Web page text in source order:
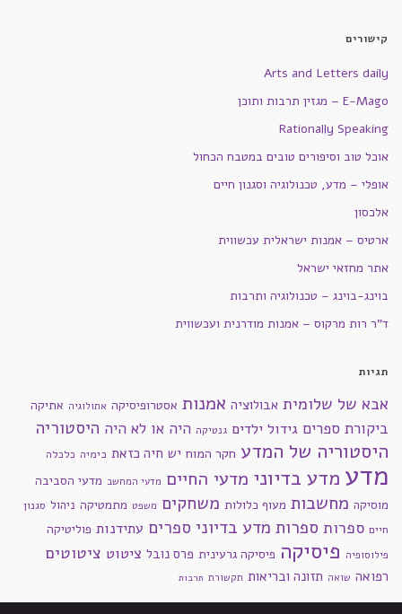
קישורים
Arts and Letters daily
E-Mago – מגזין תרבות ותוכן
Rationally Speaking
אוכל טוב וסיפורים טובים במטבח הכחול
אופלי – מדע, טכנולוגיה וסגנון חיים
אלכסון
ארטיס – אמנות ישראלית עכשווית
אתר מחזאי ישראל
בוינג-בוינג – טכנולוגיה ותרבות
ד"ר רות מרקוס – אמנות מודרנית ועכשווית
תגיות
אבא של שלומית אבולוציה אמנות אסטרופיסיקה אתולוגיה אתיקה
ביקורת ספרים גידול ילדים גנטיקה היה או לא היה היסטוריה
היסטוריה של המדע חקר המוח יש חיה כזאת כימיה כלכלה
מדע מדע בדיוני מדעי החיים מדעי המחשב מדעי הסביבה
מוסיקה מחשבות מעוף כלולות משחקים משפט מתמטיקה ניהול סגנון
חיים ספרות ספרות מדע בדיוני ספרים עתידנות פוליטיקה
פילוסופיה פיסיקה פיסיקה גרעינית פרס נובל ציטוט ציטוטים
רפואה שואה תזונה ובריאות תקשורת תרבות